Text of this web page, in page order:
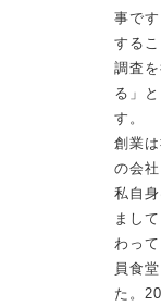
事で
する
調査
る」
す。
創業
の会社
私自
まし
わっ
員食
た。